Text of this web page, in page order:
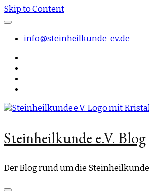
Skip to Content
info@steinheilkunde-ev.de
Steinheilkunde e.V. Blog
Der Blog rund um die Steinheilkunde